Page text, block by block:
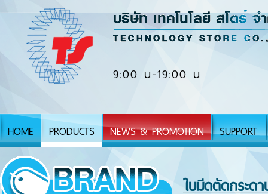
9:00 น-19:00 น
HOME PRODUCTS NEWS & PROMOTION SUPPORT
ใบมีดตัดกระด